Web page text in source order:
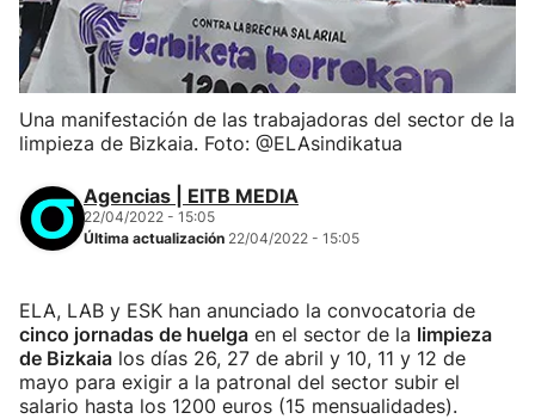
Una manifestación de las trabajadoras del sector de la
limpieza de Bizkaia. Foto: @ELAsindikatua
Agencias | EITB MEDIA
22/04/2022 - 15:05
Última actualización 22/04/2022 - 15:05
ELA, LAB y ESK han anunciado la convocatoria de
cinco jornadas de huelga en el sector de la limpieza
de Bizkaia los días 26, 27 de abril y 10, 11 y 12 de
mayo para exigir a la patronal del sector subir el
salario hasta los 1200 euros (15 mensualidades).